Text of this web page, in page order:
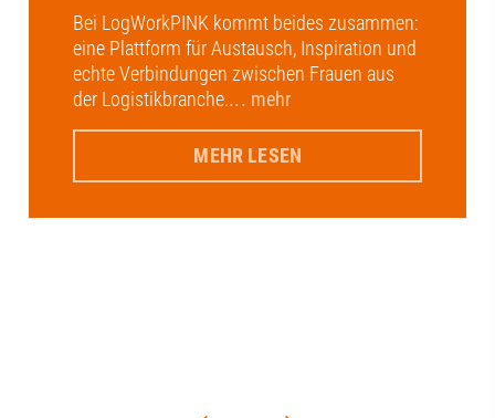
Bei LogWorkPINK kommt beides zusammen:
eine Plattform für Austausch, Inspiration und
echte Verbindungen zwischen Frauen aus
der Logistikbranche.... mehr
MEHR LESEN